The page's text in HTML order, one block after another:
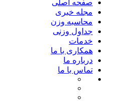
صفحه اصلی
مجله خبری
محاسبه وزن
جداول وزنی
خدمات
همکاری با ما
درباره ما
تماس با ما